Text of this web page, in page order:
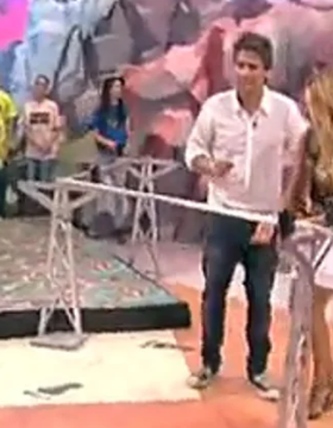
WhatsappFacebook
X